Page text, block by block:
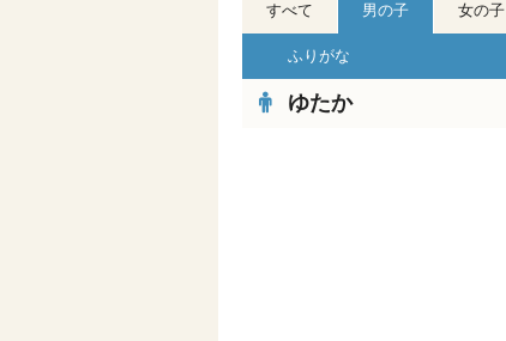
すべて 男の子 女の子
ふりがな
ゆたか